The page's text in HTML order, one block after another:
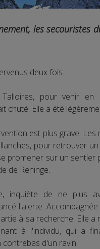
les secouristes
deux fois.
pour venir en
chuté. Elle a été
est plus grave. Les
pour retrouver
promener sur un sentier
de Reninge.
inquiète de ne plus
l'alerte.
à sa recherche. Elle a
à l'individu, qui a
d'un ravin.